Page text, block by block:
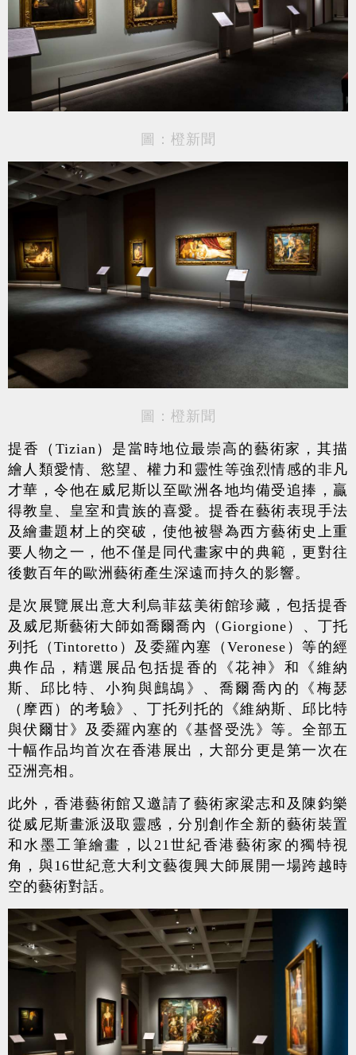
圖：橙新聞
圖：橙新聞
提香（Tizian）是當時地位最崇高的藝術家，其描
繪人類愛情、慾望、權力和靈性等強烈情感的非凡
才華，令他在威尼斯以至歐洲各地均備受追捧，贏
得教皇、皇室和貴族的喜愛。提香在藝術表現手法
及繪畫題材上的突破，使他被譽為西方藝術史上重
要人物之一，他不僅是同代畫家中的典範，更對往
後數百年的歐洲藝術產生深遠而持久的影響。
是次展覽展出意大利烏菲茲美術館珍藏，包括提香
及威尼斯藝術大師如喬爾喬內（Giorgione）、丁托
列托（Tintoretto）及委羅內塞（Veronese）等的經
典作品，精選展品包括提香的《花神》和《維納
斯、邱比特、小狗與鷓鴣》、喬爾喬內的《梅瑟
（摩西）的考驗》、丁托列托的《維納斯、邱比特
與伏爾甘》及委羅內塞的《基督受洗》等。全部五
十幅作品均首次在香港展出，大部分更是第一次在
亞洲亮相。
此外，香港藝術館又邀請了藝術家梁志和及陳鈞樂
從威尼斯畫派汲取靈感，分別創作全新的藝術裝置
和水墨工筆繪畫，以21世紀香港藝術家的獨特視
角，與16世紀意大利文藝復興大師展開一場跨越時
空的藝術對話。